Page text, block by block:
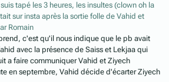
tapé les 3 heures, les insultes (clown oh la
sur insta après la sortie folle de Vahid et
Romain
c'est qu'il nous indique que le pb avait
avec la présence de Saiss et Lekjaa qui
a faire communiquer Vahid et Ziyech
en septembre, Vahid décide d'écarter Ziyech